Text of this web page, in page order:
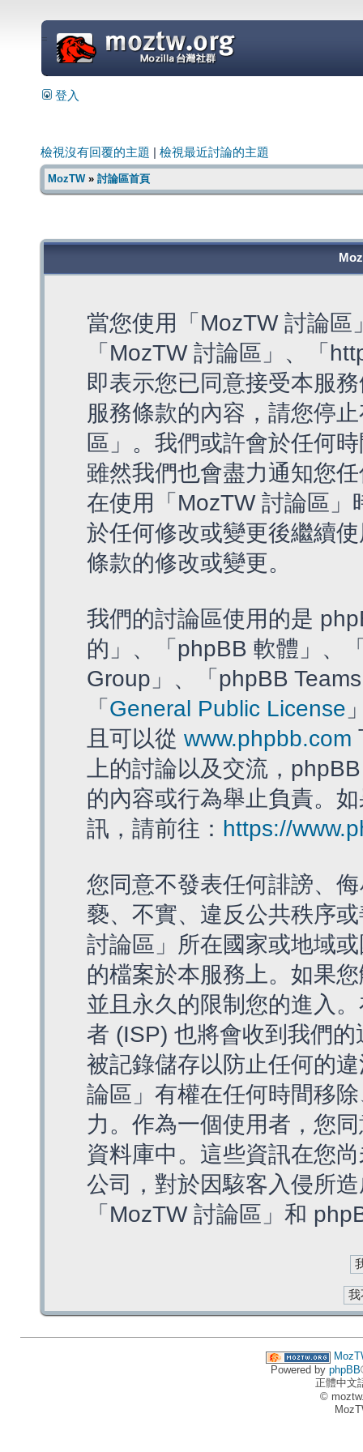
=
登入
檢視沒有回覆的主題 檢視最近討論的主題
MozTW» 討論區首頁
當您使用「MozTW 討論
「MozTW 討論區」、「
即表示您已同意接受本服
服務條款的內容，請您停
區」。我們或許會於任何
雖然我們也會盡力通知您
在使用「MozTW 討論區
於任何修改或變更後繼續
條款的修改或變更。
我們的討論區使用的是
的」、「phpBB 軟體」、
Group」、「phpBB
「 General Public License
且可以從 www.phpbb.com
上的討論以及交流，
的內容或行為舉止負責。
訊，請前往： https://
您同意不發表任何誹謗、
褻、不實、違反公共秩序
討論區」所在國家或地域
的檔案於本服務上。如果
並且永久的限制您的進入
者 (ISP) 也將會收到我們
被記錄儲存以防止任何的
論區」有權在任何時間移
力。作為一個使用者，您
資料庫中。這些資訊在您
公司，對於因駭客入侵所
「MozTW 討論區」和
Powered by phpBB
正體中文
©